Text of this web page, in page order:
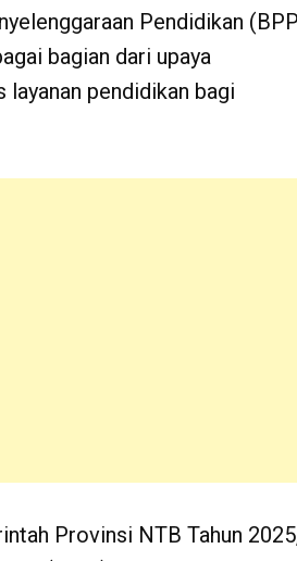
Pendidikan
bagian dari upaya
pendidikan bagi
Provinsi NTB Tahun